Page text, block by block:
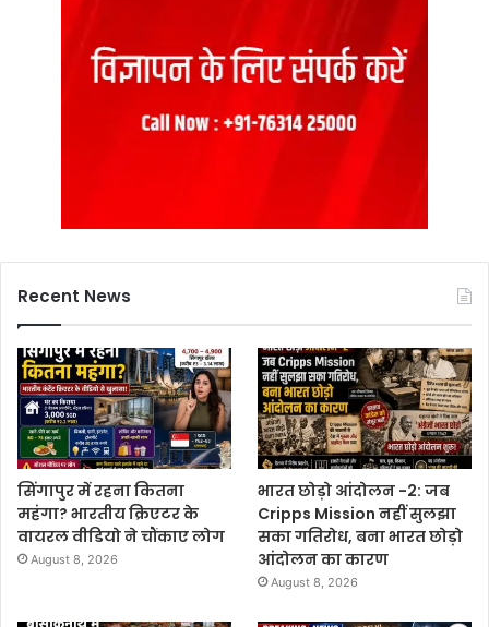
Recent News
सिंगापुर में रहना कितना
महंगा? भारतीय क्रिएटर के
वायरल वीडियो ने चौंकाए लोग
August 8, 2026
भारत छोड़ो आंदोलन -2: जब
Cripps Mission नहीं सुलझा
सका गतिरोध, बना भारत छोड़ो
आंदोलन का कारण
August 8, 2026